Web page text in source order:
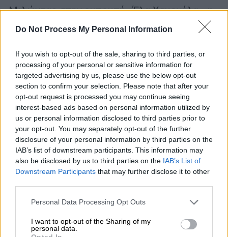
Do Not Process My Personal Information
If you wish to opt-out of the sale, sharing to third parties, or
processing of your personal or sensitive information for
targeted advertising by us, please use the below opt-out
section to confirm your selection. Please note that after your
opt-out request is processed you may continue seeing
interest-based ads based on personal information utilized by
us or personal information disclosed to third parties prior to
your opt-out. You may separately opt-out of the further
disclosure of your personal information by third parties on the
IAB’s list of downstream participants. This information may
also be disclosed by us to third parties on the IAB’s List of
Downstream Participants that may further disclose it to other
Please note that this website/app uses one or more Google
not limited to your visit or usage behaviour. You may click to
grant or deny consent to Google and its third-party tags to
Personal Data Processing Opt Outs
I want to opt-out of the Sharing of my
personal data.
Μιλώντας στην εκπομπή «Έλα Χαμογέλα», η
Μαλού αποκάλυψε τα πρώτα συναισθήματα
που ένιωσε όταν έμαθε πως θα γίνει μαμά
ΑΛΛΑ #TAGS
ηθοποιός
τραγουδίστρια
εγκυμοσύνη
Άννα Βίσση
μπουζούκια
αυτοάνοσο
Έλα χαμογέλα